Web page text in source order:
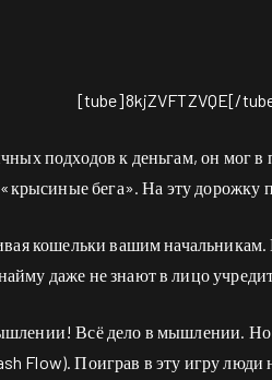
[tube]8kjZVFTZVQE[/
подходов к деньгам, он мог
бега». На эту дорожку
кошельки вашим
даже не знают в лицо
Всё дело в мышлении.
Flow). Поиграв в эту игру